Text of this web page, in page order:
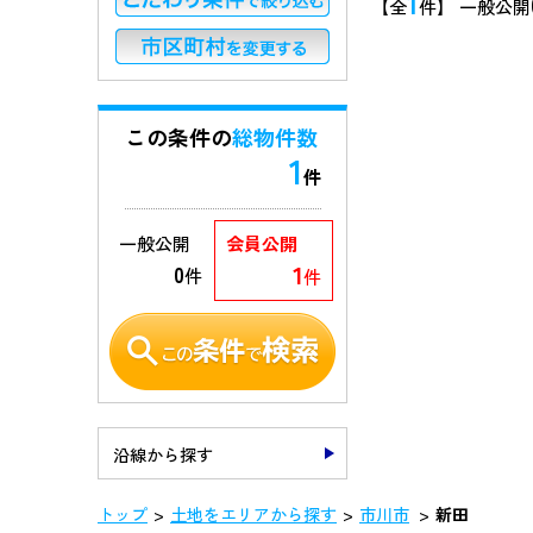
【全 件】 一般公開
この条件の総物件数
1件
会員公開
1件
一般公開
0件
沿線から探す
トップ 土地をエリアから探す 市川市 新田